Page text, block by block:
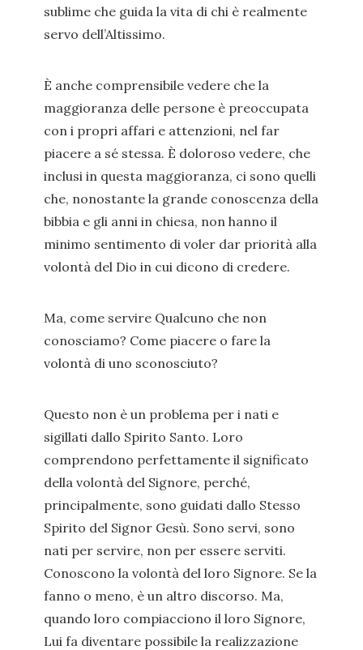
sublime che guida la vita di chi è realmente
servo dell’Altissimo.
È anche comprensibile vedere che la
maggioranza delle persone è preoccupata
con i propri affari e attenzioni, nel far
piacere a sé stessa. È doloroso vedere, che
inclusi in questa maggioranza, ci sono quelli
che, nonostante la grande conoscenza della
bibbia e gli anni in chiesa, non hanno il
minimo sentimento di voler dar priorità alla
volontà del Dio in cui dicono di credere.
Ma, come servire Qualcuno che non
conosciamo? Come piacere o fare la
volontà di uno sconosciuto?
Questo non è un problema per i nati e
sigillati dallo Spirito Santo. Loro
comprendono perfettamente il significato
della volontà del Signore, perché,
principalmente, sono guidati dallo Stesso
Spirito del Signor Gesù. Sono servi, sono
nati per servire, non per essere serviti.
Conoscono la volontà del loro Signore. Se la
fanno o meno, è un altro discorso. Ma,
quando loro compiacciono il loro Signore,
Lui fa diventare possibile la realizzazione